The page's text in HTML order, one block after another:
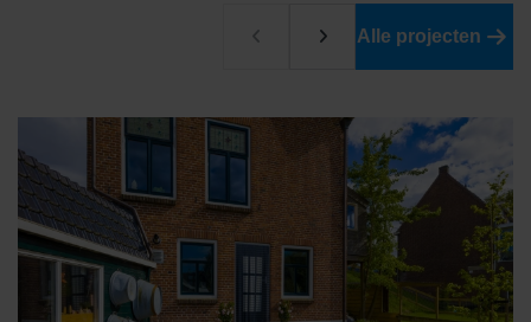
Alle projecten